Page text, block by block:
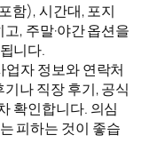
함), 시간대, 포지
, 주말·야간 옵션을
니다.
업자 정보와 연락처
나 직장 후기, 공식
확인합니다. 의심
피하는 것이 좋습